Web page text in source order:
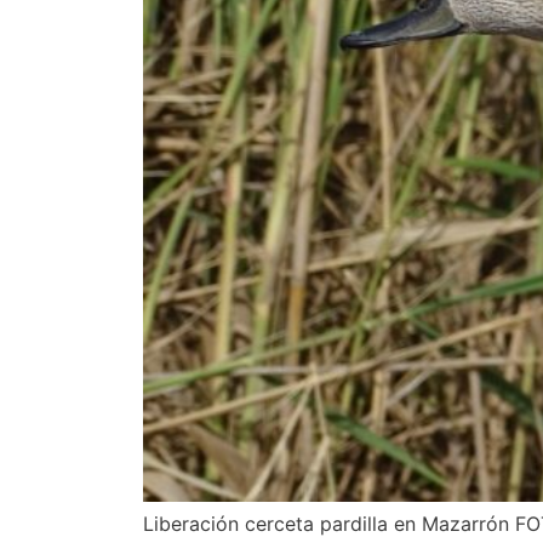
Liberación cerceta pardilla en Mazarrón